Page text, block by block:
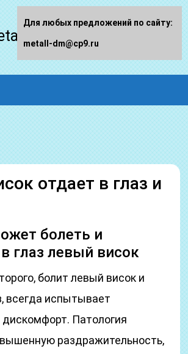
dm.ru
отдает в глаз и
болеть и
глаз левый висок
болит левый висок и
всегда испытывает
Патология
раздражительность,
Для любых предложений по сайту:
metall-dm@cp9.ru